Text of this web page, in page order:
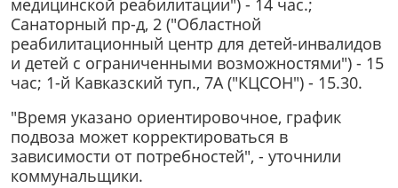
Санаторный пр-д, 2 ("Областной
реабилитационный центр для детей-инвалидов
и детей с ограниченными возможностями") - 15
час; 1-й Кавказский туп., 7А ("КЦСОН") - 15.30.
"Время указано ориентировочное, график
подвоза может корректироваться в
зависимости от потребностей", - уточнили
коммунальщики.